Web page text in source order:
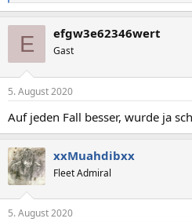
e
e
:
E efgw3e62346wert
Gast
5. August 2020
Auf jeden Fall besser, wurde ja
xxMuahdibxx
Fleet Admiral
5. August 2020